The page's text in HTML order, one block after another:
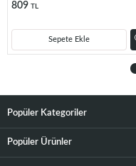
809 TL
Sepete Ekle
Popüler Kategoriler
Popüler Ürünler